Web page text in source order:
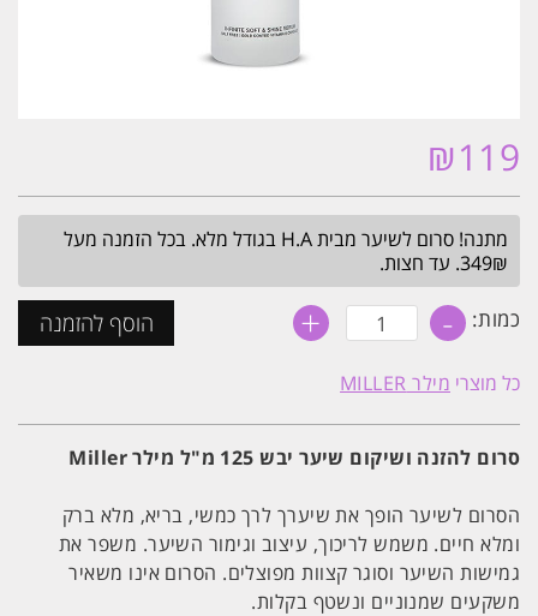
₪119
מתנה! סרום לשיער מבית H.A בגודל מלא. בכל הזמנה מעל
349₪. עד חצות.
כמות: - כמות
של
להזנה
ושיקום
יבש
125
מ''ל
Miller
+ הוסף להזמנה
כל מוצרי מילר MILLER
סרום להזנה ושיקום שיער יבש 125 מ"ל מילר Miller
הסרום לשיער הופך את שיערך לרך כמשי, בריא, מלא ברק
ומלא חיים. משמש לריכוך, עיצוב וגימור השיער. משפר את
גמישות השיער וסוגר קצוות מפוצלים. הסרום אינו משאיר
משקעים שמנוניים ונשטף בקלות.